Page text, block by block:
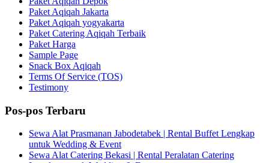
Paket Aqiqah Jakarta
Paket Aqiqah yogyakarta
Paket Catering Aqiqah Terbaik
Paket Harga
Sample Page
Snack Box Aqiqah
Terms Of Service (TOS)
Testimony
Pos-pos Terbaru
Sewa Alat Prasmanan Jabodetabek | Rental Buffet Lengkap
untuk Wedding & Event
Sewa Alat Catering Bekasi | Rental Peralatan Catering